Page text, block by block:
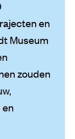
en
Museum
zouden